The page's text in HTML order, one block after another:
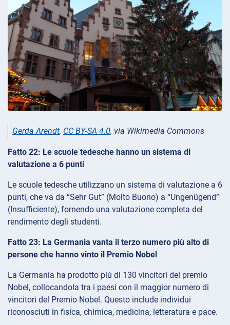
Gerda Arendt, CC BY-SA 4.0, via Wikimedia Commons
Fatto 22: Le scuole tedesche hanno un sistema di
valutazione a 6 punti
Le scuole tedesche utilizzano un sistema di valutazione a 6
punti, che va da “Sehr Gut” (Molto Buono) a “Ungenügend”
(Insufficiente), fornendo una valutazione completa del
rendimento degli studenti.
Fatto 23: La Germania vanta il terzo numero più alto di
persone che hanno vinto il Premio Nobel
La Germania ha prodotto più di 130 vincitori del premio
Nobel, collocandola tra i paesi con il maggior numero di
vincitori del Premio Nobel. Questo include individui
riconosciuti in fisica, chimica, medicina, letteratura e pace.